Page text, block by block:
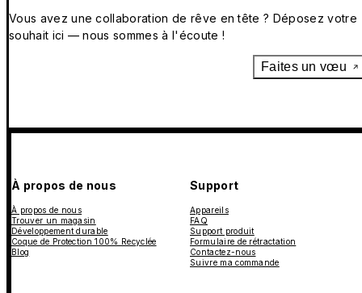
Vous avez une collaboration de rêve en tête ? Déposez votre
souhait ici — nous sommes à l'écoute !
Faites un vœu
À propos de nous
À propos de nous
Trouver un magasin
Développement durable
Coque de Protection 100% Recyclée
Blog
Support
Appareils
FAQ
Support produit
Formulaire de rétractation
Contactez-nous
Suivre ma commande